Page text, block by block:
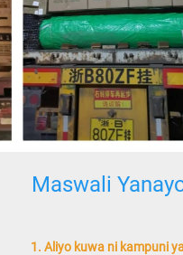
Maswali
1. Aliyo kuwa ni kampuni